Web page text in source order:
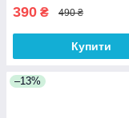
390 ₴ 490 ₴
Купити
–13%